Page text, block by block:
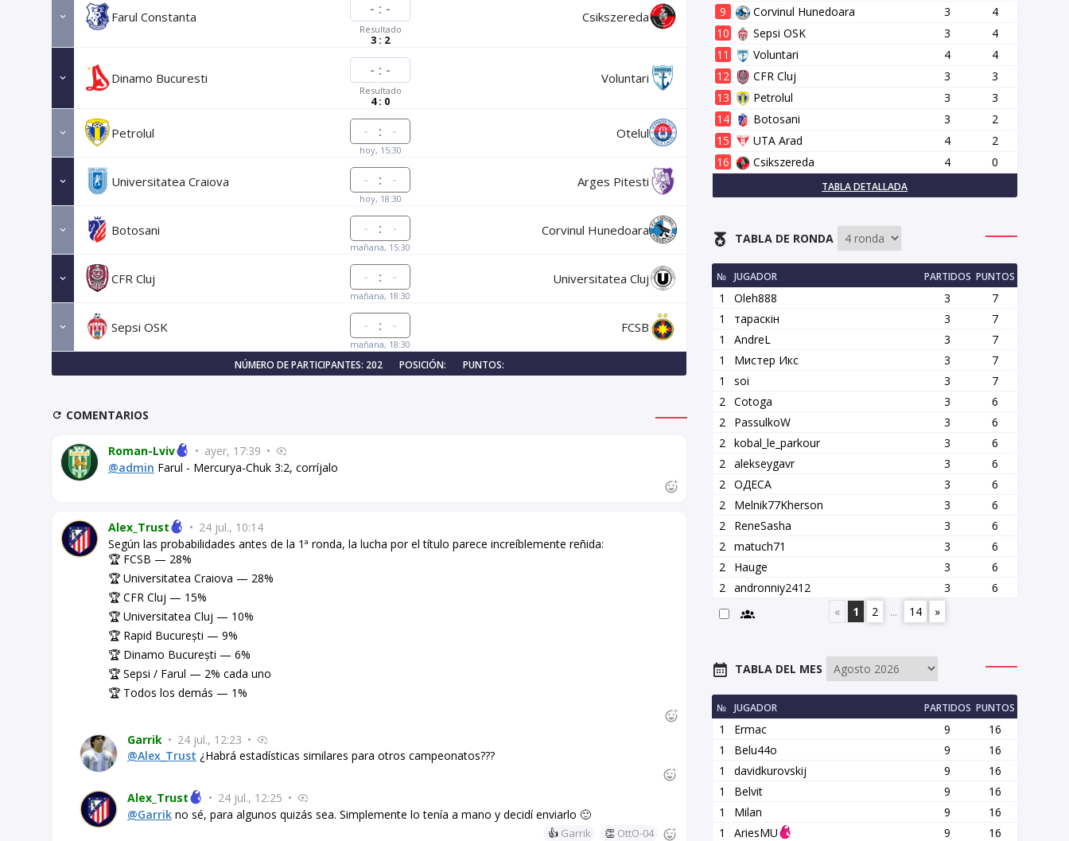
Farul Constanta - : -
Resultado
3 : 2
Csikszereda
Dinamo Bucuresti - : -
Resultado
4 : 0
Voluntari
Petrolul :
hoy, 15:30
Otelul
Universitatea Craiova :
hoy, 18:30
Arges Pitesti
Botosani :
mañana, 15:30
Corvinul Hunedoara
CFR Cluj :
mañana, 18:30
Universitatea Cluj
Sepsi OSK :
mañana, 18:30
FCSB
NÚMERO DE PARTICIPANTES: 202 POSICIÓN: PUNTOS:
COMENTARIOS
Roman-Lviv • ayer, 17:39 •
@admin Farul - Mercurya-Chuk 3:2, corríjalo
Alex_Trust • 24 jul., 10:14
Según las probabilidades antes de la 1ª ronda, la lucha por el título parece increíblemente reñida:
🏆 FCSB — 28%
🏆 Universitatea Craiova — 28%
🏆 CFR Cluj — 15%
🏆 Universitatea Cluj — 10%
🏆 Rapid București — 9%
🏆 Dinamo București — 6%
🏆 Sepsi / Farul — 2% cada uno
🏆 Todos los demás — 1%
Garrik • 24 jul., 12:23 •
@Alex_Trust ¿Habrá estadísticas similares para otros campeonatos???
Alex_Trust • 24 jul., 12:25 •
@Garrik no sé, para algunos quizás sea. Simplemente lo tenía a mano y decidí enviarlo 🙂
👍 Garrik 👏 OttO-04
9
Corvinul Hunedoara 3
4
10
Sepsi OSK 3
4
11
Voluntari 4
4
12
CFR Cluj 3
3
13
Petrolul 3
3
14
Botosani 3
2
15
UTA Arad 4
2
16
Csikszereda 4 0
TABLA DETALLADA
TABLA DE RONDA
№ JUGADOR PARTIDOS PUNTOS
1 Oleh888 3
7
1
тараскін 3
7
1
AndreL 3
7
1
Мистер Икс 3
7
1
soi 3
7
2 Cotoga 3
6
2
PassulkoW 3
6
2 kobal_le_parkour 3
6
2 alekseygavr 3
6
2 OДЕСА 3
6
2
Melnik77Kherson 3
6
2
ReneSasha 3
6
2 matuch71 3
6
2
Hauge 3
6
2 andronniy2412 3
6
«
1 2 ... 14 »
TABLA DEL MES
№ JUGADOR PARTIDOS PUNTOS
1 Ermac 9
16
1
Belu44o 9
16
1
davidkurovskij 9
16
1
Belvit 9
16
1
Milan 9
16
1
AriesMU 9
16